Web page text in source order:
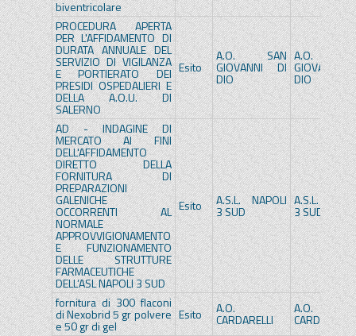
biventricolare
PROCEDURA APERTA
PER L'AFFIDAMENTO DI
DURATA ANNUALE DEL
SERVIZIO DI VIGILANZA
E PORTIERATO DEI
PRESIDI OSPEDALIERI E
DELLA A.O.U. DI
SALERNO
Esito
A.O. SAN
GIOVANNI DI
DIO
A.O.
GIOVANNI
DIO
AD - INDAGINE DI
MERCATO AI FINI
DELL'AFFIDAMENTO
DIRETTO DELLA
FORNITURA DI
PREPARAZIONI
GALENICHE
OCCORRENTI AL
NORMALE
APPROVVIGIONAMENTO
E FUNZIONAMENTO
DELLE STRUTTURE
FARMACEUTICHE
DELL’ASL NAPOLI 3 SUD
Esito A.S.L. NAPOLI
3 SUD
A.S.L.
3 SUD
fornitura di 300 flaconi
di Nexobrid 5 gr polvere
e 50 gr di gel
Esito A.O.
CARDARELLI
A.O.
CARDARELLI